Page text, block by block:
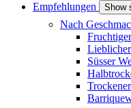
Empfehlungen
Show
Nach
Süsser